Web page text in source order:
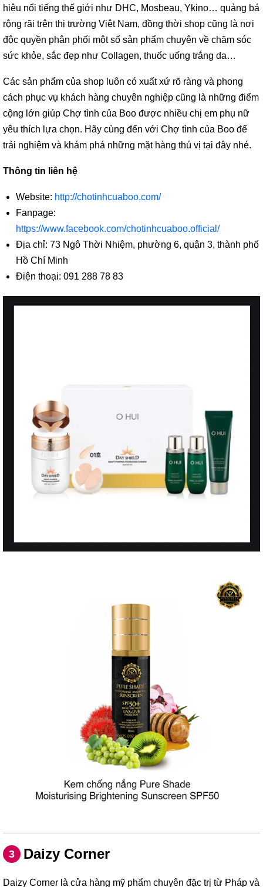
hiệu nổi tiếng thế giới như DHC, Mosbeau, Ykino… quảng bá
rộng rãi trên thị trường Việt Nam, đồng thời shop cũng là nơi
độc quyền phân phối một số sản phẩm chuyên về chăm sóc
sức khỏe, sắc đẹp như Collagen, thuốc uống trắng da…
Các sản phẩm của shop luôn có xuất xứ rõ ràng và phong
cách phục vụ khách hàng chuyên nghiệp cũng là những điểm
cộng lớn giúp Chợ tình của Boo được nhiều chị em phụ nữ
yêu thích lựa chọn. Hãy cùng đến với Chợ tình của Boo để
trải nghiệm và khám phá những mặt hàng thú vị tại đây nhé.
Thông tin liên hệ
Website: http://chotinhcuaboo.com/
Fanpage:
https://www.facebook.com/chotinhcuaboo.official/
Địa chỉ: 73 Ngô Thời Nhiệm, phường 6, quận 3, thành phố
Hồ Chí Minh
Điện thoại: 091 288 78 83
3 Daizy Corner
Daizy Corner là cửa hàng mỹ phẩm chuyên đặc trị từ Pháp và